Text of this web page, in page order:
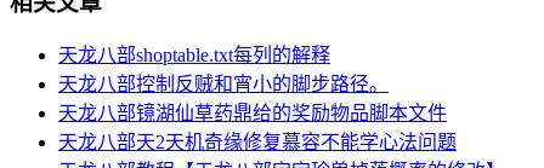
天龙八部shoptable.txt每列的解释
天龙八部控制反贼和宵小的脚步路径。
天龙八部镜湖仙草药鼎给的奖励物品脚本文件
天龙八部天2天机奇缘修复慕容不能学心法问题